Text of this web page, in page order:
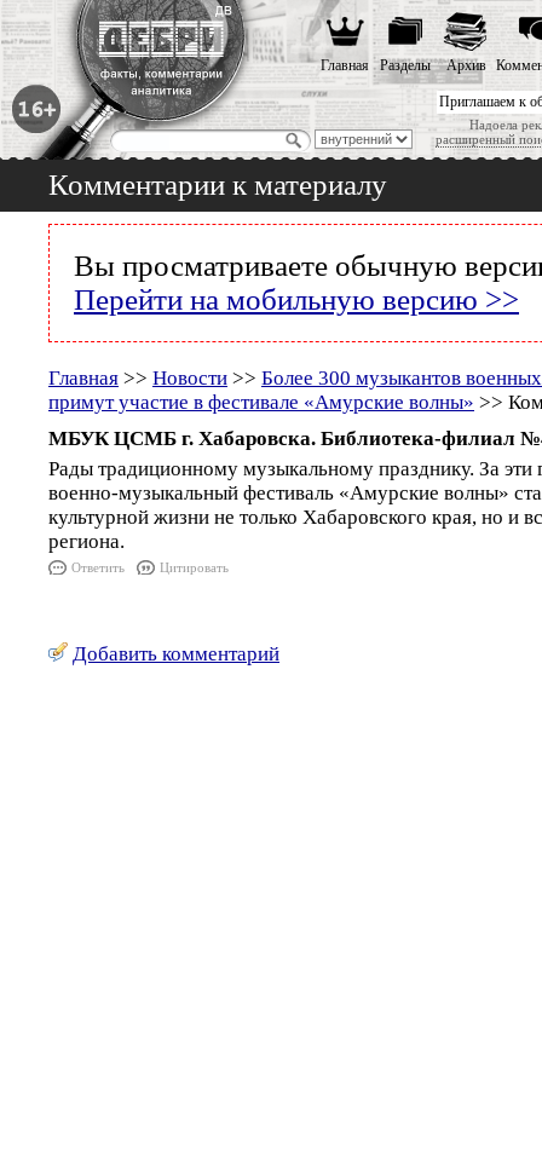
Приглашаем к
Надоела
расширенный
Главная Разделы Архив
Комментарии к материалу
Вы просматриваете обычную
Перейти на мобильную версию >>
Главная >> Новости >> Более 300 музыкантов
примут участие в фестивале «Амурские волны» >>
МБУК ЦСМБ г. Хабаровска. Библиотека-филиал
Рады традиционному музыкальному празднику. За
военно-музыкальный фестиваль «Амурские волны»
культурной жизни не только Хабаровского края, но и
региона.
Ответить Цитировать
Добавить комментарий